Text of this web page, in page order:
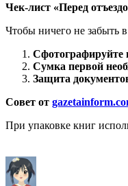
Чек-лист «Перед
Чтобы ничего не забыть в
Сумка первой
Защита
Совет от
При упаковке книг